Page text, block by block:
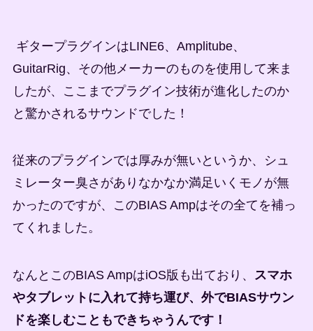
ギタープラグインはLINE6、Amplitube、
GuitarRig、その他メーカーのものを使用して来ま
したが、ここまでプラグイン技術が進化したのか
と驚かされるサウンドでした！
従来のプラグインでは厚みが無いというか、シュ
ミレーター臭さがありなかなか満足いくモノが無
かったのですが、このBIAS Ampはその全てを補っ
てくれました。
なんとこのBIAS AmpはiOS版も出ており、 スマホ
やタブレットに入れて持ち運び、外でBIASサウン
ドを楽しむこともできちゃうんです！